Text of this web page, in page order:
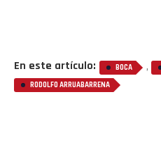
En este artículo: BOCA ,
RODOLFO ARRUABARRENA